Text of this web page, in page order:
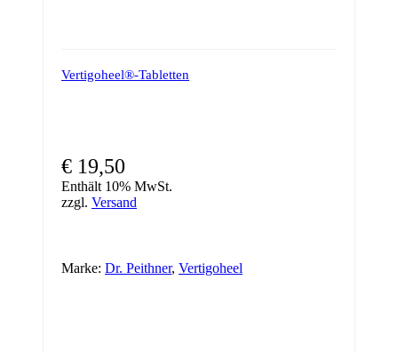
Vertigoheel®-Tabletten
€ 19,50
Enthält 10% MwSt.
zzgl. Versand
Marke: Dr. Peithner, Vertigoheel